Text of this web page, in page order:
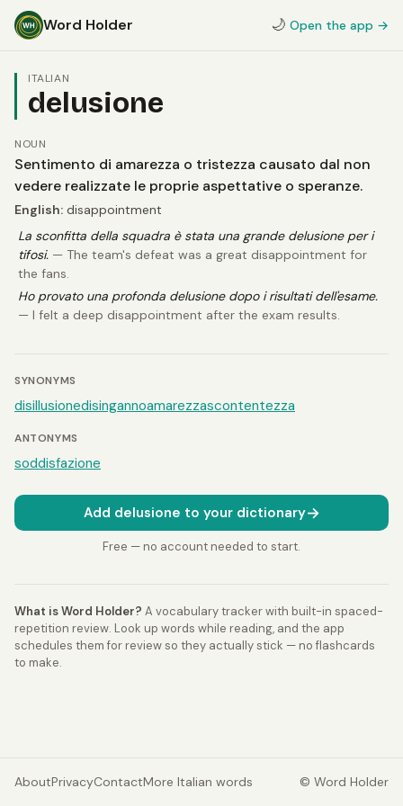
Word Holder 🌙 Open the app →
ITALIAN
delusione
NOUN
Sentimento di amarezza o tristezza causato dal non
vedere realizzate le proprie aspettative o speranze.
English: disappointment
La sconfitta della squadra è stata una grande delusione per i
tifosi. — The team's defeat was a great disappointment for
the fans.
Ho provato una profonda delusione dopo i risultati dell'esame.
— I felt a deep disappointment after the exam results.
SYNONYMS
disillusionedisingannoamarezzascontentezza
ANTONYMS
soddisfazione
Add delusione to your dictionary→
Free — no account needed to start.
What is Word Holder? A vocabulary tracker with built-in spaced-
repetition review. Look up words while reading, and the app
schedules them for review so they actually stick — no flashcards
to make.
AboutPrivacyContactMore Italian words © Word Holder